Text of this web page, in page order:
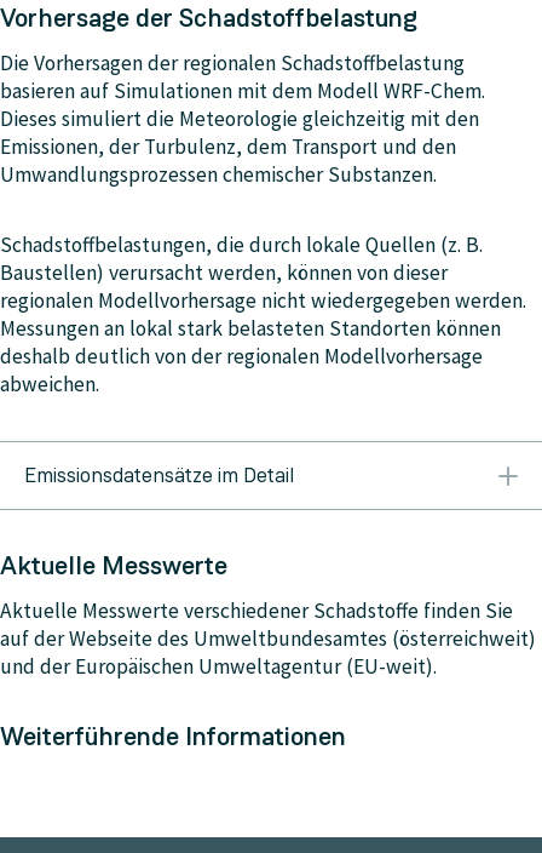
Vorhersage der Schadstoffbelastung
Die Vorhersagen der regionalen Schadstoffbelastung
basieren auf Simulationen mit dem Modell WRF-Chem.
Dieses simuliert die Meteorologie gleichzeitig mit den
Emissionen, der Turbulenz, dem Transport und den
Umwandlungsprozessen chemischer Substanzen.
Schadstoffbelastungen, die durch lokale Quellen (z. B.
Baustellen) verursacht werden, können von dieser
regionalen Modellvorhersage nicht wiedergegeben werden.
Messungen an lokal stark belasteten Standorten können
deshalb deutlich von der regionalen Modellvorhersage
abweichen.
Emissionsdatensätze im Detail
sind Emissionen. Die Mitgliedstaaten der Europäischen
Union (EU) müssen die jährlichen Emissionssummen
aus verschiedenen Sektoren (Verkehr, Industrie etc.)
melden. Vom Copernicus Atmosphere Monitoring
Service (CAMS) werden diese Emissionen mit jenen aus
verwendet, alsoCAMS-GLOB-ANTundCAMS-REG-ANT,
Aktuelle Messwerte
Aktuelle Messwerte verschiedener Schadstoffe finden Sie
auf der Webseite des Umweltbundesamtes (österreichweit)
und der Europäischen Umweltagentur (EU-weit).
Weiterführende Informationen